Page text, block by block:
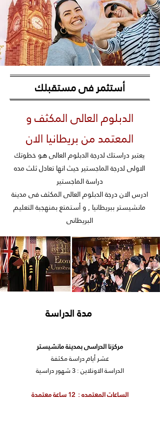
أستثمر فى مستقبلك
الدبلوم العالى المكثف و
المعتمد من بريطانيا الان
يعتبر دراستك لدرجة الدبلوم العالى هو خطوتك
الاولى لدرجة الماجستير حيث انها تعادل ثلث مده
دراسة الماجستير
ادرس الان درجة الدبلوم العالى المكثف فى مدينة
مانشيستر ببريطانيا , و أستمتع بمنهجبة التعليم
البريطانى
مدة الدراسة
مركزنا الدراسى بمدينة مانشيستر
عشر أيام دراسة مكثفة
الدراسة الاونلاين : 3 شهور دراسية
الساعات المعتمده : 12 ساعة معتمدة